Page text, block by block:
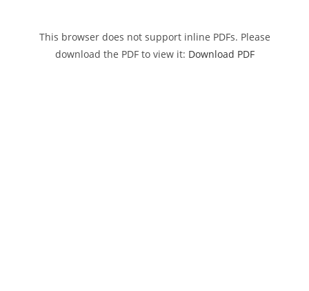
This browser does not support inline PDFs. Please
download the PDF to view it: Download PDF